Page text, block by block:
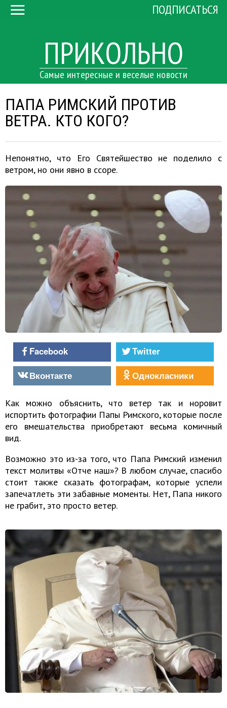
ПРИКОЛЬНО
Самые интересные и веселые новости
ПОДПИСАТЬСЯ
ПАПА РИМСКИЙ ПРОТИВ
ВЕТРА. КТО КОГО?
Непонятно, что Его Святейшество не поделило с
ветром, но они явно в ссоре.
Facebook
Twitter
Вконтакте
Однокласники
Как можно объяснить, что ветер так и норовит
испортить фотографии Папы Римского, которые после
его вмешательства приобретают весьма комичный
вид.
Возможно это из-за того, что Папа Римский изменил
текст молитвы «Отче наш»? В любом случае, спасибо
стоит также сказать фотографам, которые успели
запечатлеть эти забавные моменты. Нет, Папа никого
не грабит, это просто ветер.